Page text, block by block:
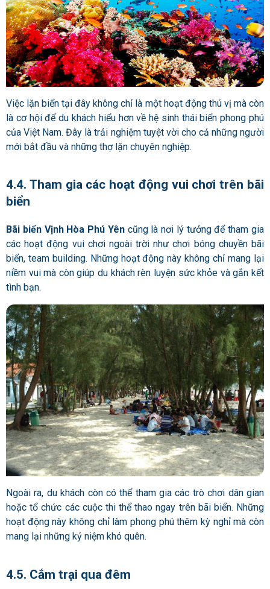
Việc lặn biển tại đây không chỉ là một hoạt động thú vị mà còn
là cơ hội để du khách hiểu hơn về hệ sinh thái biển phong phú
của Việt Nam. Đây là trải nghiệm tuyệt vời cho cả những người
mới bắt đầu và những thợ lặn chuyên nghiệp.
4.4. Tham gia các hoạt động vui chơi trên bãi
biển
Bãi biển Vịnh Hòa Phú Yêncũng là nơi lý tưởng để tham gia
các hoạt động vui chơi ngoài trời như chơi bóng chuyền bãi
biển, team building. Những hoạt động này không chỉ mang lại
niềm vui mà còn giúp du khách rèn luyện sức khỏe và gắn kết
tình bạn.
Ngoài ra, du khách còn có thể tham gia các trò chơi dân gian
hoặc tổ chức các cuộc thi thể thao ngay trên bãi biển. Những
hoạt động này không chỉ làm phong phú thêm kỳ nghỉ mà còn
mang lại những kỷ niệm khó quên.
4.5. Cắm trại qua đêm